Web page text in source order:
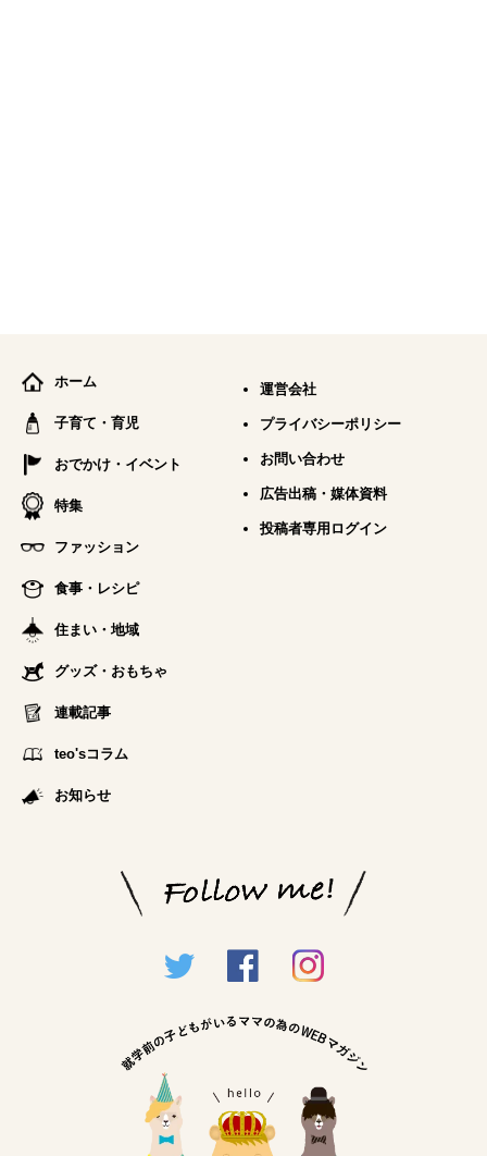
ホーム
子育て・育児
おでかけ・イベント
特集
ファッション
食事・レシピ
住まい・地域
グッズ・おもちゃ
連載記事
teo'sコラム
お知らせ
運営会社
プライバシーポリシー
お問い合わせ
広告出稿・媒体資料
投稿者専用ログイン